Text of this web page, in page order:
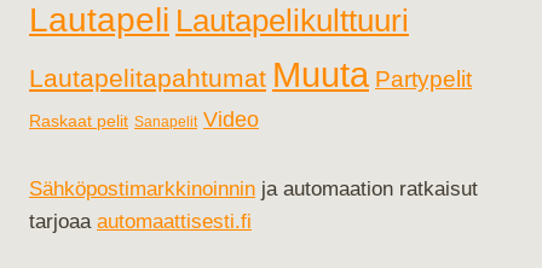
Lautapeli Lautapelikulttuuri
Lautapelitapahtumat Muuta Partypelit
Raskaat pelit Sanapelit Video
Sähköpostimarkkinoinnin ja automaation ratkaisut
tarjoaa automaattisesti.fi